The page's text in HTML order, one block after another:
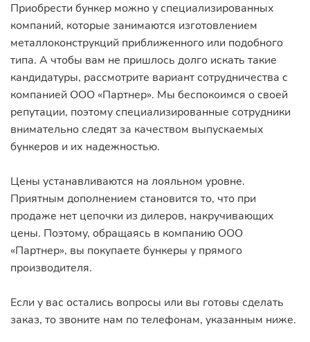
Приобрести бункер можно у специализированных
компаний, которые занимаются изготовлением
металлоконструкций приближенного или подобного
типа. А чтобы вам не пришлось долго искать такие
кандидатуры, рассмотрите вариант сотрудничества с
компанией ООО «Партнер». Мы беспокоимся о своей
репутации, поэтому специализированные сотрудники
внимательно следят за качеством выпускаемых
бункеров и их надежностью.
Цены устанавливаются на лояльном уровне.
Приятным дополнением становится то, что при
продаже нет цепочки из дилеров, накручивающих
цены. Поэтому, обращаясь в компанию ООО
«Партнер», вы покупаете бункеры у прямого
производителя.
Если у вас остались вопросы или вы готовы сделать
заказ, то звоните нам по телефонам, указанным ниже.